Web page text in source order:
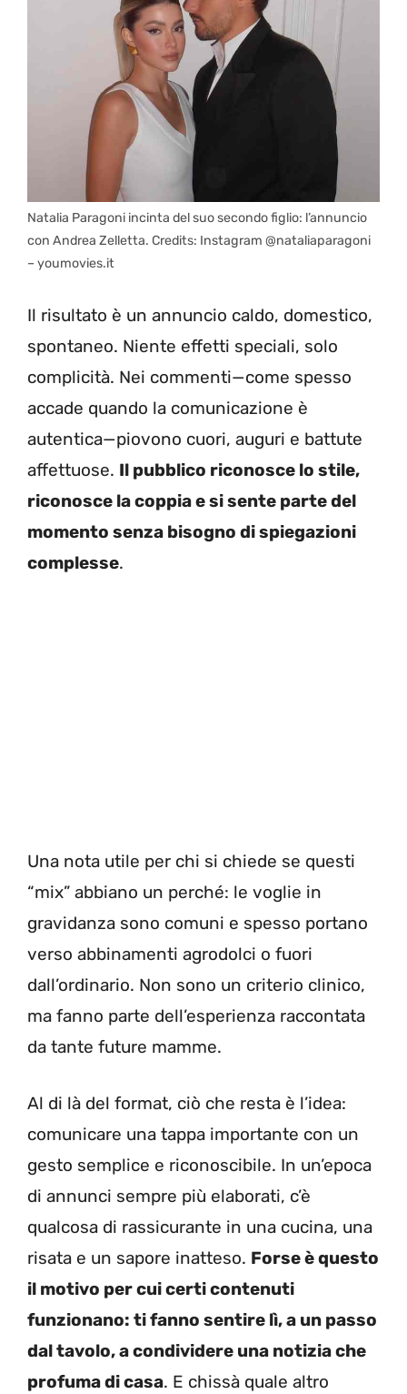
Natalia Paragoni incinta del suo secondo figlio: l’annuncio
con Andrea Zelletta. Credits: Instagram @nataliaparagoni
– youmovies.it
Il risultato è un annuncio caldo, domestico,
spontaneo. Niente effetti speciali, solo
complicità. Nei commenti—come spesso
accade quando la comunicazione è
autentica—piovono cuori, auguri e battute
affettuose. Il pubblico riconosce lo stile,
riconosce la coppia e si sente parte del
momento senza bisogno di spiegazioni
complesse.
Una nota utile per chi si chiede se questi
“mix” abbiano un perché: le voglie in
gravidanza sono comuni e spesso portano
verso abbinamenti agrodolci o fuori
dall’ordinario. Non sono un criterio clinico,
ma fanno parte dell’esperienza raccontata
da tante future mamme.
Al di là del format, ciò che resta è l’idea:
comunicare una tappa importante con un
gesto semplice e riconoscibile. In un’epoca
di annunci sempre più elaborati, c’è
qualcosa di rassicurante in una cucina, una
risata e un sapore inatteso. Forse è questo
il motivo per cui certi contenuti
funzionano: ti fanno sentire lì, a un passo
dal tavolo, a condividere una notizia che
profuma di casa. E chissà quale altro